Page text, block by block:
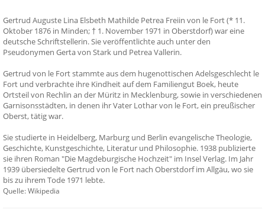
Gertrud Auguste Lina Elsbeth Mathilde Petrea Freiin von le Fort (* 11.
Oktober 1876 in Minden; † 1. November 1971 in Oberstdorf) war eine
deutsche Schriftstellerin. Sie veröffentlichte auch unter den
Pseudonymen Gerta von Stark und Petrea Vallerin.
Gertrud von le Fort stammte aus dem hugenottischen Adelsgeschlecht le
Fort und verbrachte ihre Kindheit auf dem Familiengut Boek, heute
Ortsteil von Rechlin an der Müritz in Mecklenburg, sowie in verschiedenen
Garnisonsstädten, in denen ihr Vater Lothar von le Fort, ein preußischer
Oberst, tätig war.
Sie studierte in Heidelberg, Marburg und Berlin evangelische Theologie,
Geschichte, Kunstgeschichte, Literatur und Philosophie. 1938 publizierte
sie ihren Roman "Die Magdeburgische Hochzeit" im Insel Verlag. Im Jahr
1939 übersiedelte Gertrud von le Fort nach Oberstdorf im Allgäu, wo sie
bis zu ihrem Tode 1971 lebte.
Quelle: Wikipedia